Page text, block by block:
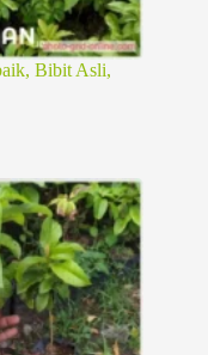
Bibit Asli,